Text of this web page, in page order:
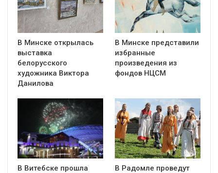
В Минске открылась
выставка
белорусского
художника Виктора
Данилова
В Минске представили
избранные
произведения из
фондов НЦСМ
В Витебске прошла
В Радомле проведут